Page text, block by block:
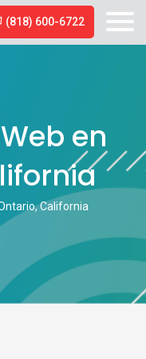
(818) 600-6722
en
California